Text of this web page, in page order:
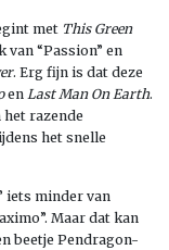
met This Green
van “Passion” en
. Erg fijn is dat deze
en Last Man On Earth.
razende
het snelle
iets minder van
Maar dat kan
beetje Pendragon-